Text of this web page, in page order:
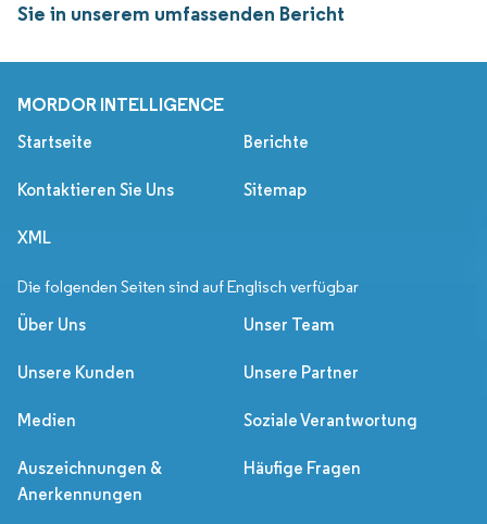
Sie in unserem umfassenden Bericht
MORDOR INTELLIGENCE
Startseite Berichte
Kontaktieren Sie Uns Sitemap
XML
Die folgenden Seiten sind auf Englisch verfügbar
Über Uns Unser Team
Unsere Kunden Unsere Partner
Medien Soziale Verantwortung
Auszeichnungen &
Anerkennungen
Häufige Fragen